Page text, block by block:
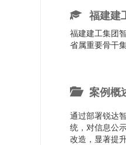
福建建
福建建工集团
省属重要骨干
案例概
通过部署锐达
统，对信息公
改造，显著提